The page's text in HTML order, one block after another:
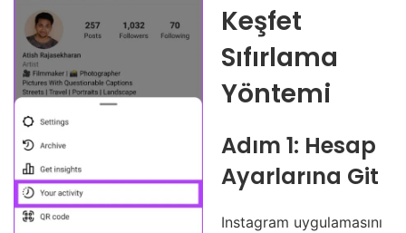
Keşfet
Sıfırlama
Yöntemi
Adım 1: Hesap
Ayarlarına Git
Instagram uygulamasını